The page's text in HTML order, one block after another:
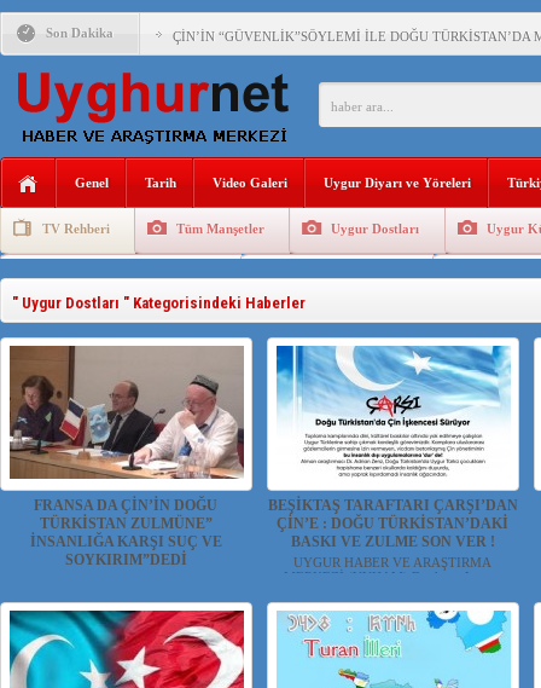
Son Dakika ÇİN’İN “GÜVENLİK”SÖYLEMİ İLE DOĞU TÜRKİSTAN’DA
PAKİSTAN,AFGANİSTAN’DA YAŞAYAN UYGURLARA
ANAHTAR PARTİ GENEL BAŞKANI AĞIRALİOĞLU :
ÇİN’İN DOĞU TÜRKİSTAN’DAKİ UYGULAMALARI
MHP’DEN URUMÇİ KATLİAMI MESAJİ : 05.07.2009
ÇİN’İN ANKARA BÜYÜKELÇİSİ JİANG’İN TRABZON
Genel Tarih Video Galeri Uygur Diyarı ve Yöreleri
TV Rehberi Tüm Manşetler Uygur Dostları Uygur
Uygurlarda Düğün ve Cenaze Uygur Geleneksel Tip Uygur
" Uygur Dostları " Kategorisindeki Haberler
FRANSA DA ÇİN’İN DOĞU
TÜRKİSTAN ZULMÜNE”
İNSANLIĞA KARŞI SUÇ VE
SOYKIRIM”DEDİ
BEŞİKTAŞ TARAFTARI ÇARŞI’DAN
ÇİN’E : DOĞU TÜRKİSTAN’DAKİ
BASKI VE ZULME SON VER !
UYGUR HABER VE ARAŞTIRMA
MERKEZİ (UYHAM) Beşiktaş Jimn...